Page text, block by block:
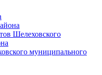
Шелеховского
муниципального